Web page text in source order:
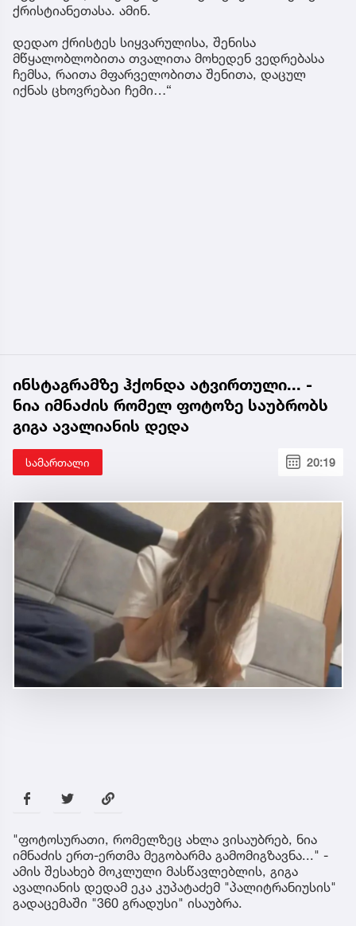
ქრისტიანეთასა. ამინ.
დედაო ქრისტეს სიყვარულისა, შენისა
მწყალობლობითა თვალითა მოხედენ ვედრებასა
ჩემსა, რაითა მფარველობითა შენითა, დაცულ
იქნას ცხოვრებაი ჩემი…“
ინსტაგრამზე ჰქონდა ატვირთული... -
ნია იმნაძის რომელ ფოტოზე საუბრობს
გიგა ავალიანის დედა
სამართალი 20:19
"ფოტოსურათი, რომელზეც ახლა ვისაუბრებ, ნია
იმნაძის ერთ-ერთმა მეგობარმა გამომიგზავნა..." -
ამის შესახებ მოკლული მასწავლებლის, გიგა
ავალიანის დედამ ეკა კუპატაძემ "პალიტრანიუსის"
გადაცემაში "360 გრადუსი" ისაუბრა.